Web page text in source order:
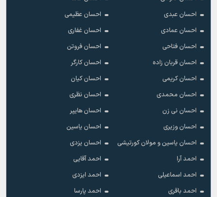
احسان عبدی
احسان عظیمی
احسان عمادی
احسان غفاری
احسان فتاحی
احسان فروتن
احسان قربان زاده
احسان کارگر
احسان کریمی
احسان کیان
احسان محمدی
احسان نظری
احسان نی زن
احسان هایپر
احسان وزیری
احسان یاسین
احسان یاسین و مولان کورتیشی
احسان یزدی
احمد آرا
احمد آقایی
احمد اسماعیلی
احمد ایزدی
احمد باقری
احمد پارسا